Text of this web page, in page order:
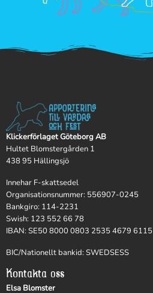
Klickerförlaget Göteborg AB
Hultet Blomstergården 1
438 95 Hällingsjö
Innehar F-skattsedel
Organisationsnummer: 556907-0245
Bankgiro: 114-2231
Swish: 123 552 66 78
IBAN: SE50 8000 0803 2535 4679 6115
BIC/Nationellt bankid: SWEDSESS
Kontakta oss
Elsa Blomster